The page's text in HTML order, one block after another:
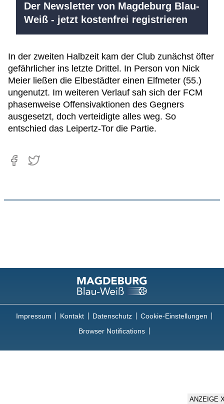
Der Newsletter von Magdeburg Blau-
Weiß - jetzt kostenfrei registrieren
In der zweiten Halbzeit kam der Club zunächst öfter
gefährlicher ins letzte Drittel. In Person von Nick
Meier ließen die Elbestädter einen Elfmeter (55.)
ungenutzt. Im weiteren Verlauf sah sich der FCM
phasenweise Offensivaktionen des Gegners
ausgesetzt, doch verteidigte alles weg. So
entschied das Leipertz-Tor die Partie.
Impressum Kontakt Datenschutz
Cookie-Einstellungen
Browser Notifications
ANZEIGE